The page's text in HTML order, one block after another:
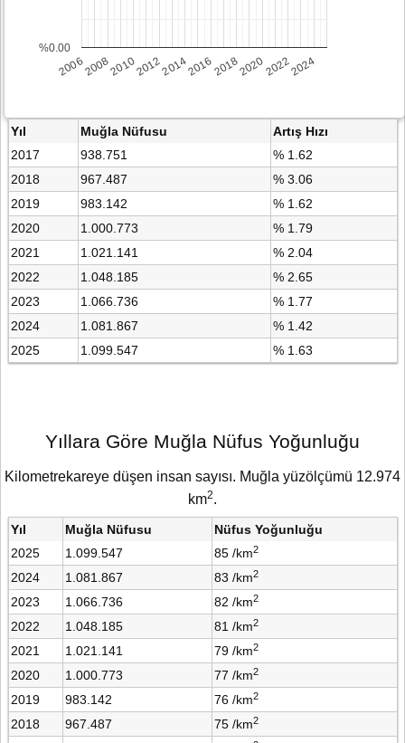
2006200820102012201420162018202020222024
%0.00
Yıl Muğla Nüfusu
Artış Hızı
2017
938.751
% 1.62
2018
967.487
% 3.06
2019
983.142
% 1.62
2020
1.000.773
% 1.79
2021
1.021.141
% 2.04
2022
1.048.185
% 2.65
2023
1.066.736
% 1.77
2024
1.081.867
% 1.42
2025
1.099.547 % 1.63
Yıllara Göre Muğla Nüfus Yoğunluğu
Kilometrekareye düşen insan sayısı. Muğla yüzölçümü 12.974
km2.
Yıl Muğla Nüfusu
Nüfus Yoğunluğu
2025
1.099.547 85 /km2
2024 1.081.867 83 /km2
2023 1.066.736 82 /km2
2022 1.048.185 81 /km2
2021 1.021.141 79 /km2
2020 1.000.773 77 /km2
2019 983.142 76 /km2
2018 967.487 75 /km2